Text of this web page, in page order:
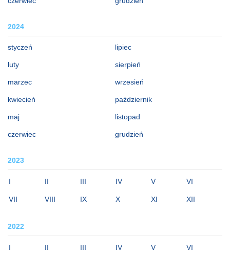
2024
styczeń
luty
marzec
kwiecień
maj
czerwiec
lipiec
sierpień
wrzesień
październik
listopad
grudzień
2023
I II III IV V VI
VII VIII IX X XI XII
2022
I II III IV V VI